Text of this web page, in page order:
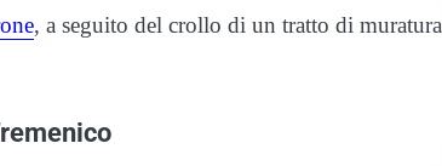
, a seguito del crollo di un tratto di muratura